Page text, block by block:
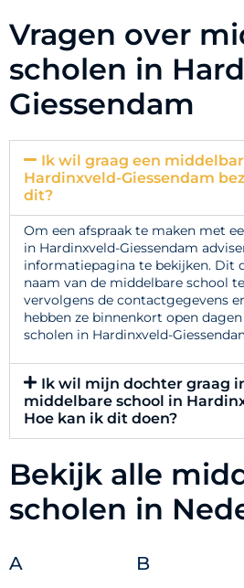
Vragen over
scholen in
Giessendam
Ik wil graag een
Hardinxveld-Giessendam
dit?
Om een afspraak te maken met
in Hardinxveld-Giessendam
informatiepagina te bekijken. Dit
naam van de middelbare school
vervolgens de contactgegevens
hebben ze binnenkort open
scholen in Hardinxveld-
Ik wil mijn dochter graag
middelbare school in
Hoe kan ik dit doen?
Bekijk alle
scholen in
A B